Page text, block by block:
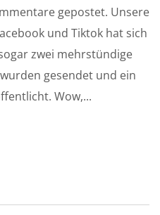
gepostet. Unsere
und Tiktok hat sich
zwei mehrstündige
gesendet und ein
Wow,...